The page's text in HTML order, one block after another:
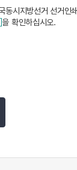
동시지방선거 선거인
을 확인하십시오.